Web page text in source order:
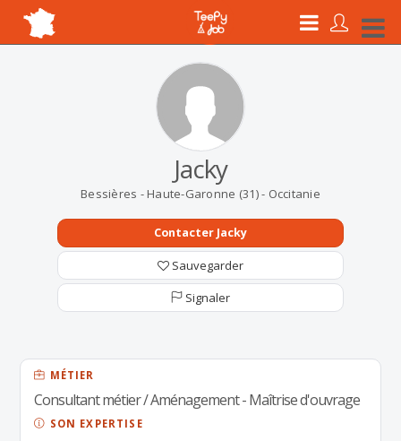
Jacky
Bessières - Haute-Garonne (31) - Occitanie
Contacter Jacky
Sauvegarder
Signaler
MÉTIER
Consultant métier / Aménagement - Maîtrise d'ouvrage
SON EXPERTISE